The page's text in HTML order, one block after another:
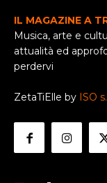
IL MAGAZINE A
Musica, arte e
attualità ed
perdervi
ZetaTiElle by ISO